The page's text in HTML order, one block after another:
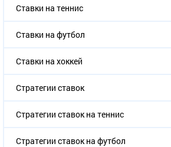
Ставки на теннис
Ставки на футбол
Ставки на хоккей
Стратегии ставок
Стратегии ставок на теннис
Стратегии ставок на футбол